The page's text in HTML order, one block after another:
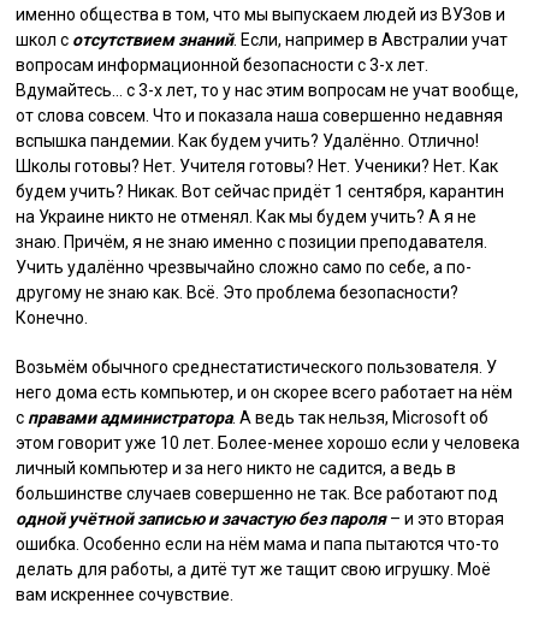
именно общества в том, что мы выпускаем людей из ВУЗов и
школ с отсутствием знаний. Если, например в Австралии учат
вопросам информационной безопасности с 3-х лет.
Вдумайтесь… с 3-х лет, то у нас этим вопросам не учат вообще,
от слова совсем. Что и показала наша совершенно недавняя
вспышка пандемии. Как будем учить? Удалённо. Отлично!
Школы готовы? Нет. Учителя готовы? Нет. Ученики? Нет. Как
будем учить? Никак. Вот сейчас придёт 1 сентября, карантин
на Украине никто не отменял. Как мы будем учить? А я не
знаю. Причём, я не знаю именно с позиции преподавателя.
Учить удалённо чрезвычайно сложно само по себе, а по-
другому не знаю как. Всё. Это проблема безопасности?
Конечно.
Возьмём обычного среднестатистического пользователя. У
него дома есть компьютер, и он скорее всего работает на нём
с правами администратора. А ведь так нельзя, Microsoft об
этом говорит уже 10 лет. Более-менее хорошо если у человека
личный компьютер и за него никто не садится, а ведь в
большинстве случаев совершенно не так. Все работают под
одной учётной записью и зачастую без пароля– и это вторая
ошибка. Особенно если на нём мама и папа пытаются что-то
делать для работы, а дитё тут же тащит свою игрушку. Моё
вам искреннее сочувствие.